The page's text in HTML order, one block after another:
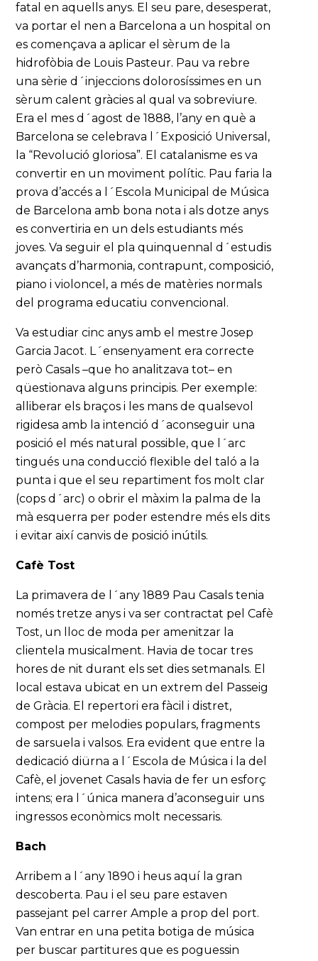
fatal en aquells anys. El seu pare, desesperat,
va portar el nen a Barcelona a un hospital on
es començava a aplicar el sèrum de la
hidrofòbia de Louis Pasteur. Pau va rebre
una sèrie d´injeccions dolorosíssimes en un
sèrum calent gràcies al qual va sobreviure.
Era el mes d´agost de 1888, l’any en què a
Barcelona se celebrava l´Exposició Universal,
la “Revolució gloriosa”. El catalanisme es va
convertir en un moviment polític. Pau faria la
prova d’accés a l´Escola Municipal de Música
de Barcelona amb bona nota i als dotze anys
es convertiria en un dels estudiants més
joves. Va seguir el pla quinquennal d´estudis
avançats d’harmonia, contrapunt, composició,
piano i violoncel, a més de matèries normals
del programa educatiu convencional.
Va estudiar cinc anys amb el mestre Josep
Garcia Jacot. L´ensenyament era correcte
però Casals –que ho analitzava tot– en
qüestionava alguns principis. Per exemple:
alliberar els braços i les mans de qualsevol
rigidesa amb la intenció d´aconseguir una
posició el més natural possible, que l´arc
tingués una conducció flexible del taló a la
punta i que el seu repartiment fos molt clar
(cops d´arc) o obrir el màxim la palma de la
mà esquerra per poder estendre més els dits
i evitar així canvis de posició inútils.
Cafè Tost
La primavera de l´any 1889 Pau Casals tenia
només tretze anys i va ser contractat pel Cafè
Tost, un lloc de moda per amenitzar la
clientela musicalment. Havia de tocar tres
hores de nit durant els set dies setmanals. El
local estava ubicat en un extrem del Passeig
de Gràcia. El repertori era fàcil i distret,
compost per melodies populars, fragments
de sarsuela i valsos. Era evident que entre la
dedicació diürna a l´Escola de Música i la del
Cafè, el jovenet Casals havia de fer un esforç
intens; era l´única manera d’aconseguir uns
ingressos econòmics molt necessaris.
Bach
Arribem a l´any 1890 i heus aquí la gran
descoberta. Pau i el seu pare estaven
passejant pel carrer Ample a prop del port.
Van entrar en una petita botiga de música
per buscar partitures que es poguessin